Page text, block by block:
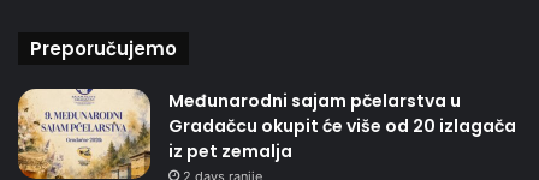
Preporučujemo
Međunarodni sajam pčelarstva u
Gradačcu okupit će više od 20 izlagača
iz pet zemalja
2 days ranije